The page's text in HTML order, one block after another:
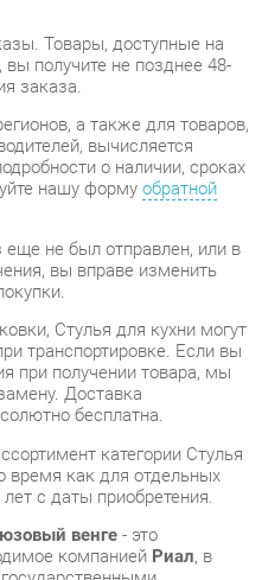
а также для товаров,
вычисляется
о наличии, сроках
нашу форму
не был отправлен, или в
вы вправе изменить
транспортировке. Если вы
получении товара, мы
Доставка
категории Стулья
как для отдельных
с даты приобретения.
венге
компаниейРиал, в
довольны вашим
отзыв о своем
нашим будущим